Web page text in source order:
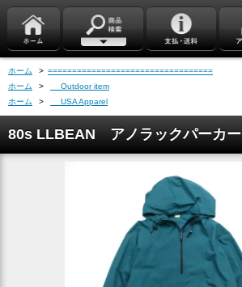
ホーム > ==================================
ホーム
>
Outdoor item
ホーム
> USA Apparel
80s LLBEAN アノラックパーカー